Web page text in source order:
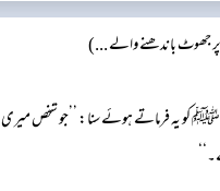
باندھنے والے ...)
کو یہ فرماتے ہوئے سنا: ’’جو شخص میری